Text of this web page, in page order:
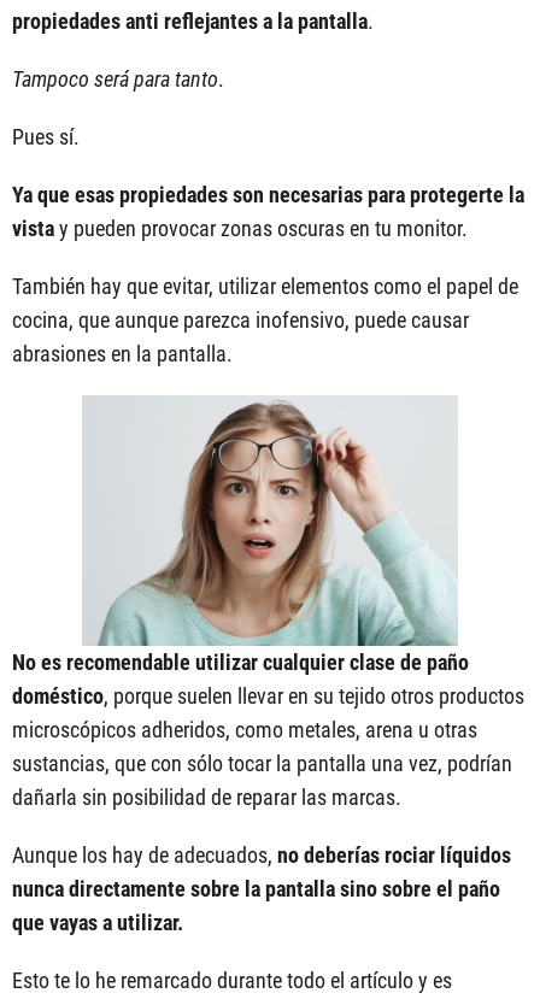
propiedades anti reflejantes a la pantalla.
Tampoco será para tanto.
Pues sí.
Ya que esas propiedades son necesarias para protegerte la
vistay pueden provocar zonas oscuras en tu monitor.
También hay que evitar, utilizar elementos como el papel de
cocina, que aunque parezca inofensivo, puede causar
abrasiones en la pantalla.
No es recomendable utilizar cualquier clase de paño
doméstico, porque suelen llevar en su tejido otros productos
microscópicos adheridos, como metales, arena u otras
sustancias, que con sólo tocar la pantalla una vez, podrían
dañarla sin posibilidad de reparar las marcas.
Aunque los hay de adecuados, no deberías rociar líquidos
nunca directamente sobre la pantalla sino sobre el paño
que vayas a utilizar.
Esto te lo he remarcado durante todo el artículo y es